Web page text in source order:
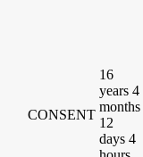
CONSENT
16
years 4
months
12
days 4